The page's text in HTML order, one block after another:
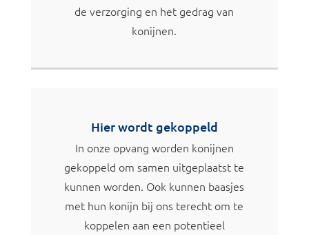
de verzorging en het gedrag van
konijnen.
Hier wordt gekoppeld
In onze opvang worden konijnen
gekoppeld om samen uitgeplaatst te
kunnen worden. Ook kunnen baasjes
met hun konijn bij ons terecht om te
koppelen aan een potentieel